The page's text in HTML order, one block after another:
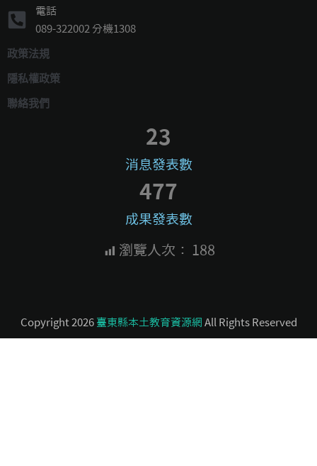
電話
089-322002 分機1308
政策法規
隱私權政策
聯絡我們
消息發表數
23
成果發表數
477
瀏覽人次： 188
Copyright 2026 臺東縣本土教育資源網 All Rights Reserved